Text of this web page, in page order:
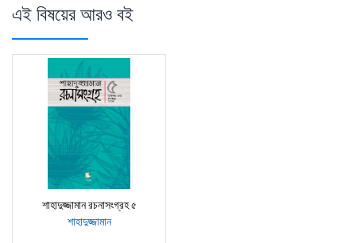
এই বিষয়ের আরও বই
শাহাদুজ্জামান রচনাসংগ্রহ ৫
শাহাদুজ্জামান